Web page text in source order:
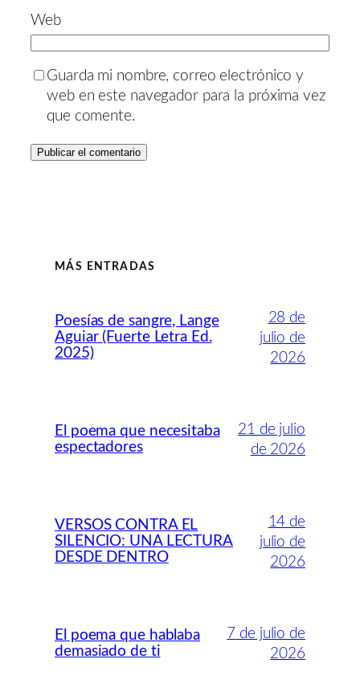
Web
Guarda mi nombre, correo electrónico y
web en este navegador para la próxima vez
que comente.
MÁS ENTRADAS
Poesías de sangre, Lange
Aguiar (Fuerte Letra Ed.
2025)
28 de
julio de
2026
El poema que necesitaba
espectadores
21 de julio
de 2026
VERSOS CONTRA EL
SILENCIO: UNA LECTURA
DESDE DENTRO
14 de
julio de
2026
El poema que hablaba
demasiado de ti
7 de julio de
2026